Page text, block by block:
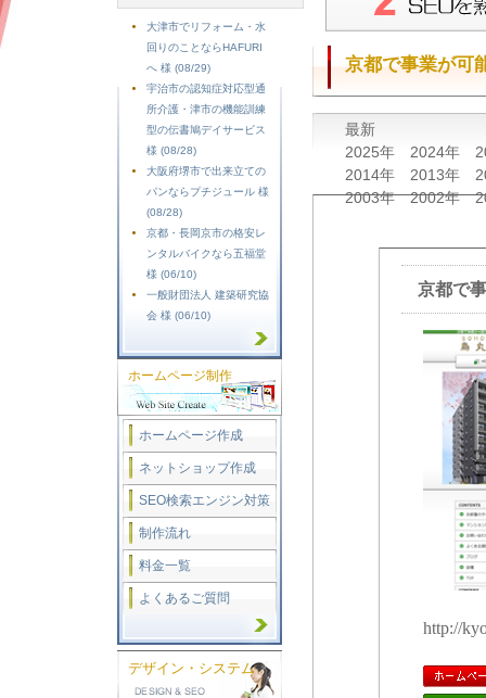
京都で事業が可
最新
2025年
2024年
2014年
2013年
2003年
2002年
京都で
http://
大津市でリフォーム・水
回りのことならHAFURI
へ 様 (08/29)
宇治市の認知症対応型通
所介護・津市の機能訓練
型の伝書鳩デイサービス
様 (08/28)
大阪府堺市で出来立ての
パンならプチジュール 様
(08/28)
京都・長岡京市の格安レ
ンタルバイクなら五福堂
様 (06/10)
一般財団法人 建築研究協
会 様 (06/10)
ホームページ制作
ホームページ作成
ネットショップ作成
SEO検索エンジン対策
制作流れ
料金一覧
よくあるご質問
デザイン・システム